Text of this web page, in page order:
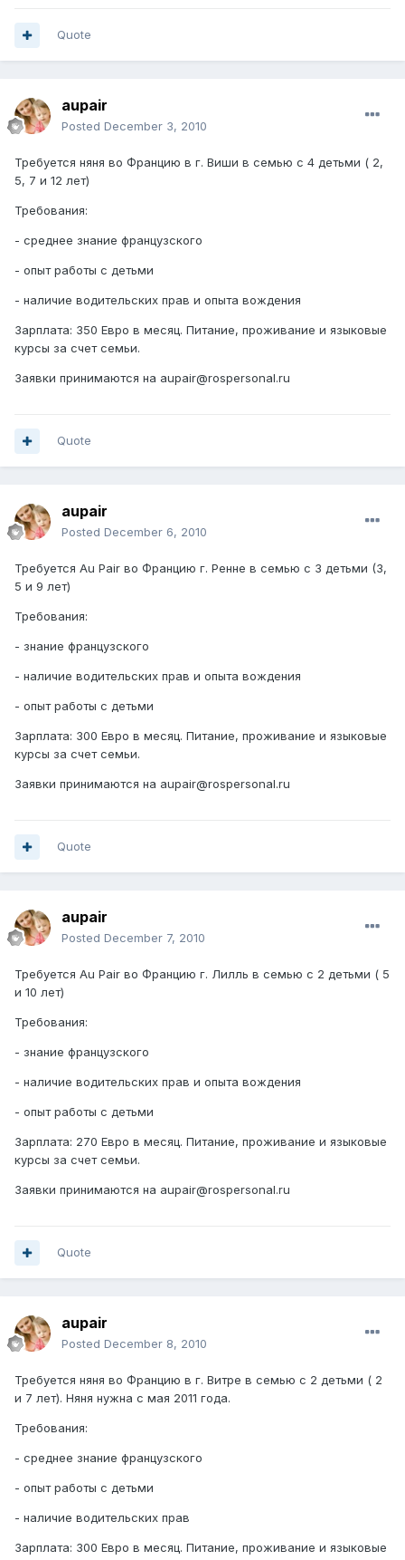
Quote
aupair
Posted December 3, 2010
Требуется няня во Францию в г. Виши в семью с 4 детьми ( 2,
5, 7 и 12 лет)
Требования:
- среднее знание французского
- опыт работы с детьми
- наличие водительских прав и опыта вождения
Зарплата: 350 Евро в месяц. Питание, проживание и языковые
курсы за счет семьи.
Заявки принимаются на aupair@rospersonal.ru
Quote
aupair
Posted December 6, 2010
Требуется Au Pair во Францию г. Ренне в семью с 3 детьми (3,
5 и 9 лет)
Требования:
- знание французского
- наличие водительских прав и опыта вождения
- опыт работы с детьми
Зарплата: 300 Евро в месяц. Питание, проживание и языковые
курсы за счет семьи.
Заявки принимаются на aupair@rospersonal.ru
Quote
aupair
Posted December 7, 2010
Требуется Au Pair во Францию г. Лилль в семью с 2 детьми ( 5
и 10 лет)
Требования:
- знание французского
- наличие водительских прав и опыта вождения
- опыт работы с детьми
Зарплата: 270 Евро в месяц. Питание, проживание и языковые
курсы за счет семьи.
Заявки принимаются на aupair@rospersonal.ru
Quote
aupair
Posted December 8, 2010
Требуется няня во Францию в г. Витре в семью с 2 детьми ( 2
и 7 лет). Няня нужна с мая 2011 года.
Требования:
- среднее знание французского
- опыт работы с детьми
- наличие водительских прав
Зарплата: 300 Евро в месяц. Питание, проживание и языковые